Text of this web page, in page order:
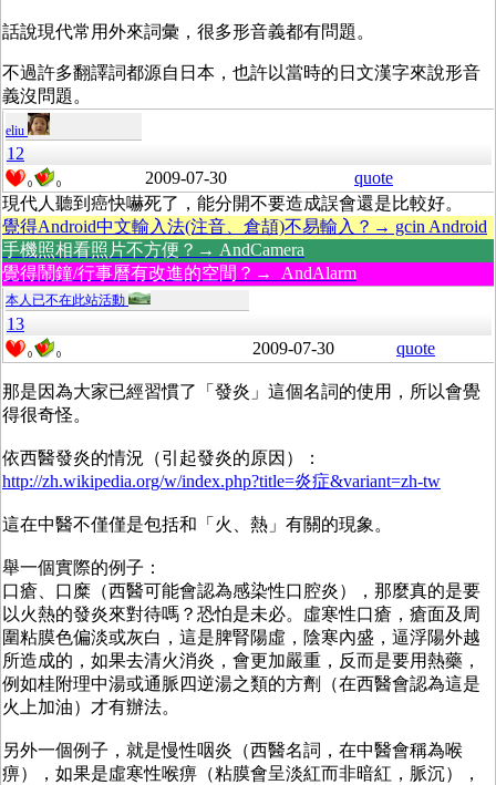
話說現代常用外來詞彙，很多形音義都有問題。
不過許多翻譯詞都源自日本，也許以當時的日文漢字來說形音
義沒問題。
eliu
12
0 0 2009-07-30
quote
現代人聽到癌快嚇死了，能分開不要造成誤會還是比較好。
覺得Android中文輸入法(注音、倉頡)不易輸入？→ gcin Android
手機照相看照片不方便？→ AndCamera
覺得鬧鐘/行事曆有改進的空間？→ AndAlarm
本人已不在此站活動
13
0 0 2009-07-30 quote
那是因為大家已經習慣了「發炎」這個名詞的使用，所以會覺
得很奇怪。
依西醫發炎的情況（引起發炎的原因）：
http://zh.wikipedia.org/w/index.php?title=炎症&variant=zh-tw
這在中醫不僅僅是包括和「火、熱」有關的現象。
舉一個實際的例子：
口瘡、口糜（西醫可能會認為感染性口腔炎），那麼真的是要
以火熱的發炎來對待嗎？恐怕是未必。虛寒性口瘡，瘡面及周
圍粘膜色偏淡或灰白，這是脾腎陽虛，陰寒內盛，逼浮陽外越
所造成的，如果去清火消炎，會更加嚴重，反而是要用熱藥，
例如桂附理中湯或通脈四逆湯之類的方劑（在西醫會認為這是
火上加油）才有辦法。
另外一個例子，就是慢性咽炎（西醫名詞，在中醫會稱為喉
痹），如果是虛寒性喉痹（粘膜會呈淡紅而非暗紅，脈沉），